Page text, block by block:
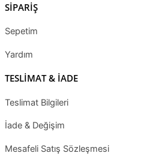
SİPARİŞ
Sepetim
Yardım
TESLİMAT & İADE
Teslimat Bilgileri
İade & Değişim
Mesafeli Satış Sözleşmesi